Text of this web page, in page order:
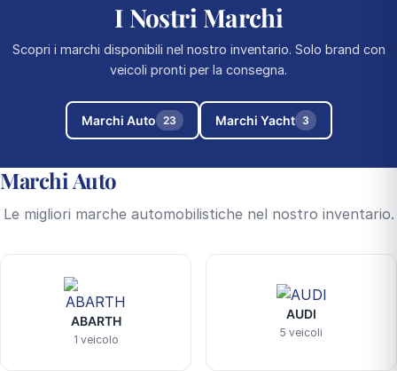
I Nostri Marchi
Scopri i marchi disponibili nel nostro inventario. Solo brand con
veicoli pronti per la consegna.
Marchi Auto 23 Marchi Yacht 3
Marchi Auto
Le migliori marche automobilistiche nel nostro inventario.
ABARTH
1 veicolo
AUDI
5 veicoli